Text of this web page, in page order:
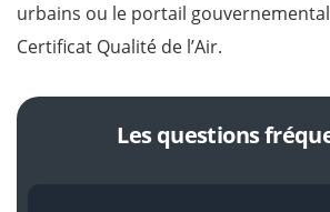
urbains ou le portail
Certificat Qualité de l’Air.
Les questions